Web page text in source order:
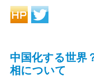
中国化する世界
相について